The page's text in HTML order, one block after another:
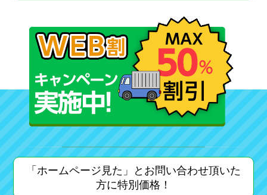
「ホームページ見た」とお問い合わせ頂いた
方に特別価格！